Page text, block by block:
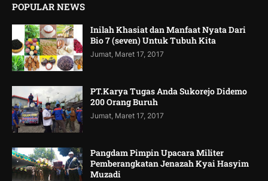
POPULAR NEWS
Inilah Khasiat dan Manfaat Nyata Dari
Bio 7 (seven) Untuk Tubuh Kita
Jumat, Maret 17, 2017
PT.Karya Tugas Anda Sukorejo Didemo
200 Orang Buruh
Jumat, Maret 17, 2017
Pangdam Pimpin Upacara Militer
Pemberangkatan Jenazah Kyai Hasyim
Muzadi